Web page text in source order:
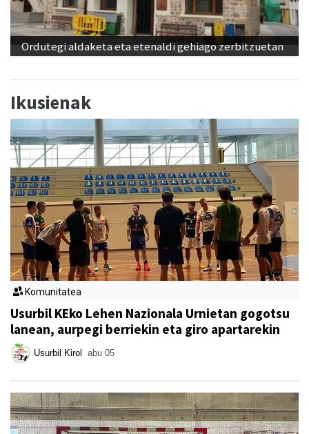
Ordutegi aldaketa eta etenaldi gehiago zerbitzuetan
Ikusienak
Komunitatea
Usurbil KEko Lehen Nazionala Urnietan gogotsu
lanean, aurpegi berriekin eta giro apartarekin
Usurbil Kirol abu 05